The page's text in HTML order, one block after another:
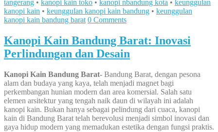
tangerang • kanopi kain toko • kanopi nbandung kota • keunggulan
kanopi kain • keunggulan kanopi kain bandung • keunggulan
kanopi kain bandung barat 0 Comments
Kanopi Kain Bandung Barat: Inovasi
Perlindungan dan Desain
Kanopi Kain Bandung Barat- Bandung Barat, dengan pesona
alam dan budaya yang kaya, telah menjadi magnet bagi
perkembangan hunian modern dan area komersial. Salah satu
elemen arsitektur yang tengah naik daun di wilayah ini adalah
kanopi kain. Bukan hanya sebagai pelindung dari cuaca, kanopi
kain di Bandung Barat telah berevolusi menjadi simbol inovasi dan
gaya hidup modern yang memadukan estetika dengan fungsi praktis.